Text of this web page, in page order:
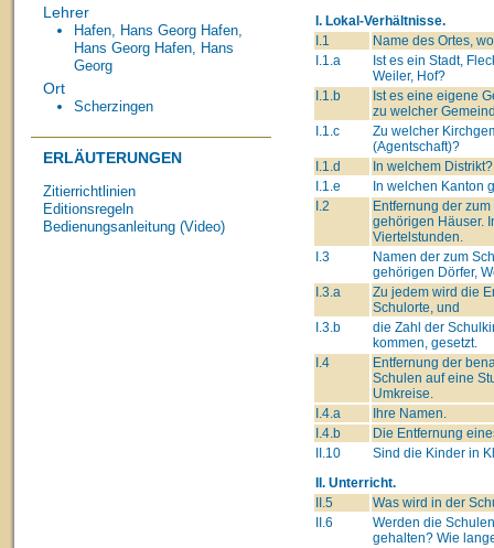
Lehrer
Hafen, Hans Georg Hafen,
Hans Georg Hafen, Hans
Georg
Ort
Scherzingen
ERLÄUTERUNGEN
Zitierrichtlinien
Editionsregeln
Bedienungsanleitung (Video)
I. Lokal-Verhältnisse.
I.1
Name des Ortes,
I.1.a
Ist es ein Stadt,
Weiler, Hof?
I.1.b
Ist es eine eigene
zu welcher
I.1.c
Zu welcher
(Agentschaft)?
I.1.d
In welchem Distrikt?
I.1.e
In welchen Kanton
I.2
Entfernung der
gehörigen Häuser.
Viertelstunden.
I.3
Namen der zum
gehörigen Dörfer,
I.3.a
Zu jedem wird die
Schulorte, und
I.3.b
die Zahl der
kommen, gesetzt.
I.4
Entfernung der
Schulen auf eine
Umkreise.
I.4.a
Ihre Namen.
I.4.b
Die Entfernung
II.10
Sind die Kinder in
II. Unterricht.
II.5
Was wird in der
II.6
Werden die
gehalten? Wie